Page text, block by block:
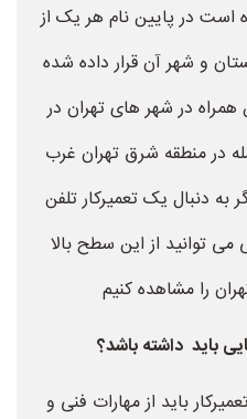
است در پایین نام هر یک از
و شهر آن قرار داده شده
همراه در شهر های تهران در
در منطقه شرق تهران غرب
به دنبال یک تعمیرکار تلفن
می توانید از این سطح بالا
را مشاهده کنیم
باید داشته باشد؟
باید از مهارات فنی و